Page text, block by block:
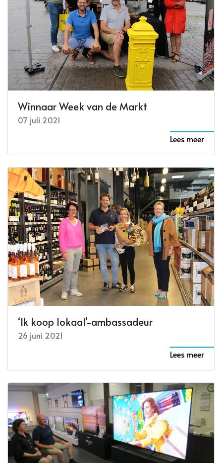
Winnaar Week van de Markt
07 juli 2021
Lees meer
‘Ik koop lokaal’-ambassadeur
26 juni 2021
Lees meer